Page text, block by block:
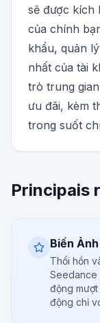
sẽ được kích
của chính
khẩu, quản
nhất của tài
trò trung
ưu đãi, kèm
trong suốt
Principais
Biến
Thổi hồn
Seedance
động
động chỉ